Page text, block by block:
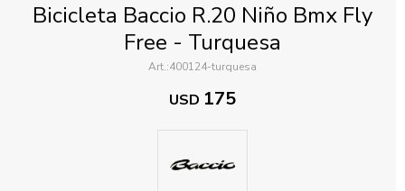
Bicicleta Baccio R.20 Niño Bmx Fly
Free - Turquesa
400124-turquesa
USD 175